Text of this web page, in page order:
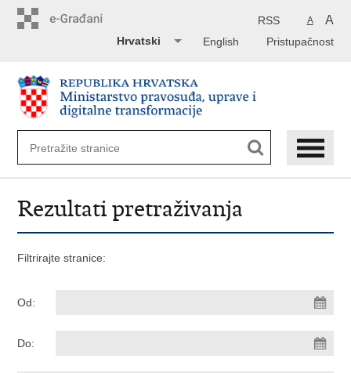
A A
RSS
Pristupačnost
English
Hrvatski
Rezultati pretraživanja
Filtrirajte stranice:
Od:
Do: